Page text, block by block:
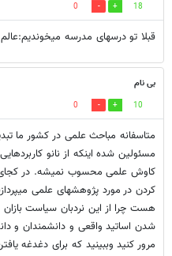
18
0
قبلا تو درسهای مدرسه
بی نام
10
0
متاسفانه مباحث علمی در کشور ما
مسئولین شده اینکه از نانو
کاوش علمی محسوب نمیشه. در کجای
کردن در مورد پژوهشهای علمی
هست چرا از این نردبان سیاست بازان
شدن اساتید واقعی و دانشمندان و
مرور کنید وببینید که برای دغدغه